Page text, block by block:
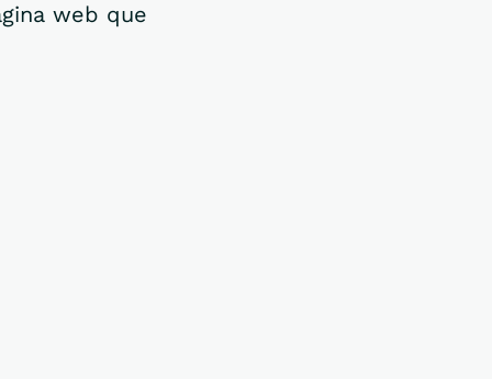
web que